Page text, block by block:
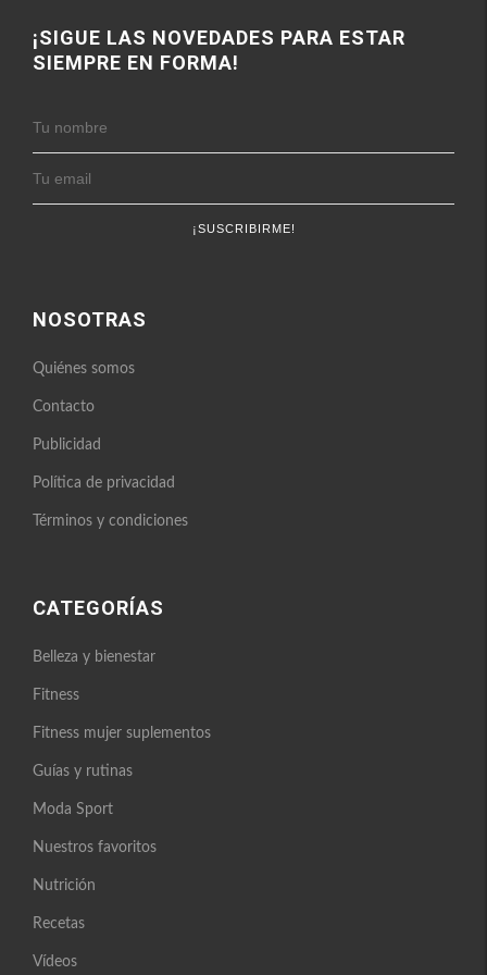
FitnessEnFemenino
en
Facebook
FitnessFemes
en
Twitter
fitnessenfemenino
en
Instagram
fitnessfemenino
en
Pinterest
FitnessEnFemenino
en
¡SIGUE LAS NOVEDADES PARA ESTAR
SIEMPRE EN FORMA!
NOSOTRAS
Quiénes somos
Contacto
Publicidad
Política de privacidad
Términos y condiciones
CATEGORÍAS
Belleza y bienestar
Fitness
Fitness mujer suplementos
Guías y rutinas
Moda Sport
Nuestros favoritos
Nutrición
Recetas
Vídeos